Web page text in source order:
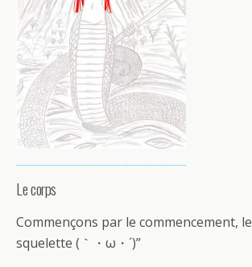
Le corps
Commençons par le commencement,
squelette (｀・ω・´)”